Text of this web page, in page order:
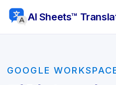
AI Sheets™
GOOGLE